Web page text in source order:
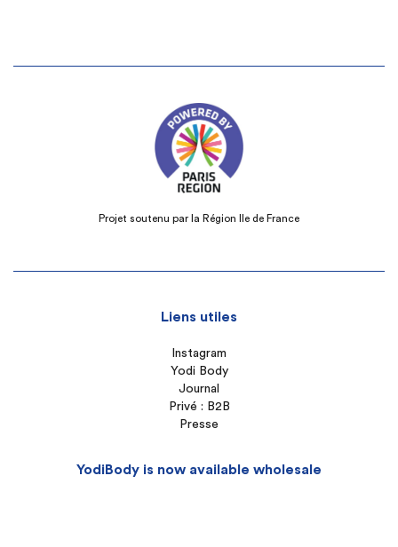
Projet soutenu par la Région Ile de France
Liens utiles
Instagram
Yodi Body
Journal
Privé : B2B
Presse
YodiBody is now available wholesale